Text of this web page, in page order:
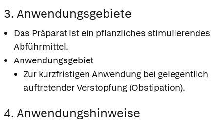
3. Anwendungsgebiete
Das Präparat ist ein pflanzliches stimulierendes
Abführmittel.
Anwendungsgebiet
Zur kurzfristigen Anwendung bei gelegentlich
auftretender Verstopfung (Obstipation).
4. Anwendungshinweise